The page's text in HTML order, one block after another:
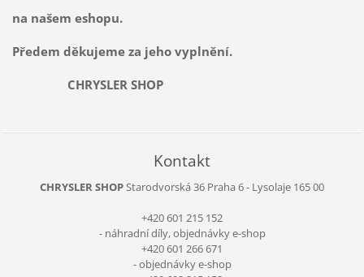
na našem eshopu.
Předem děkujeme za jeho vyplnění.
CHRYSLER SHOP
Kontakt
CHRYSLER SHOPStarodvorská 36 Praha 6 - Lysolaje 165 00
+420 601 215 152
- náhradní díly, objednávky e-shop
+420 601 266 671
- objednávky e-shop